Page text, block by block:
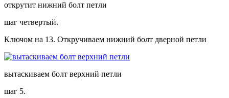
открутит нижний болт петли
шаг четвертый.
Ключом на 13. Откручиваем нижний болт дверной петли
вытаскиваем болт верхний петли
шаг 5.